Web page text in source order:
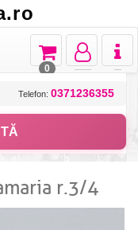
Toggle
Toggle
navigation
Toggle
navigation
0
Telefon: 0371236355
r.3/4